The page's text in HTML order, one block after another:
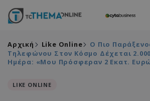
Αρχική Like Online
Ο Πιο
Τηλεφώνου Στον Κόσμο Δέχεται
Ημέρα: «Μου Πρόσφεραν 2 Εκατ.
LIKE ONLINE